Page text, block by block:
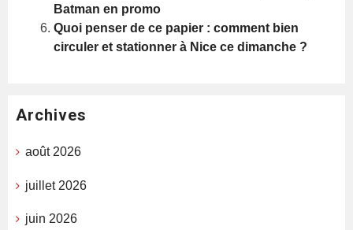
Batman en promo
Quoi penser de ce papier : comment bien
circuler et stationner à Nice ce dimanche ?
Archives
août 2026
juillet 2026
juin 2026